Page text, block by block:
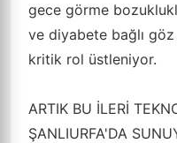
gece görme
ve diyabete bağlı göz
kritik rol üstleniyor.
ARTIK BU İLERİ
ŞANLIURFA'DA